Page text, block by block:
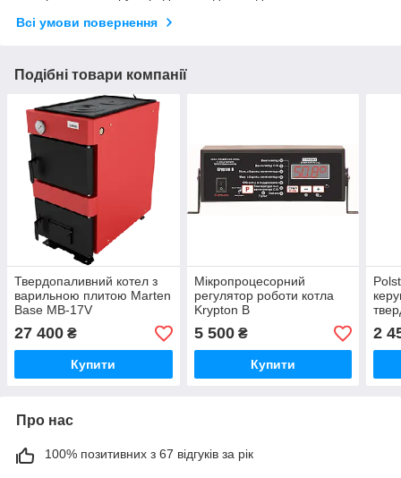
Всі умови повернення
Подібні товари компанії
Твердопаливний котел з
варильною плитою Marten
Base MB-17V
27 400 ₴
Купити
Мікропроцесорний
регулятор роботи котла
Krypton B
5 500₴
Купити
2
Про нас
100% позитивних з 67 відгуків за рік